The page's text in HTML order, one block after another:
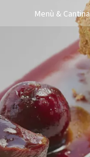
Menù & Cantina